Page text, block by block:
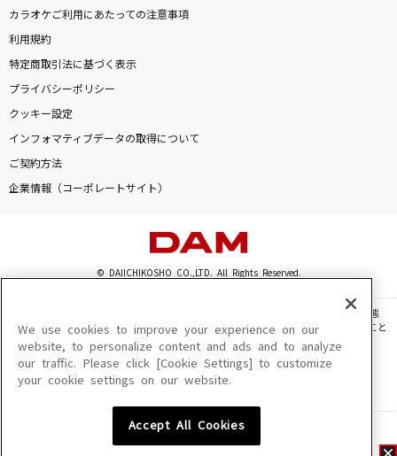
カラオケご利用にあたっての注意事項
利用規約
特定商取引法に基づく表示
プライバシーポリシー
クッキー設定
インフォマティブデータの取得について
ご契約方法
企業情報（コーポレートサイト）
© DAIICHIKOSHO CO.,LTD. All Rights Reserved.
このサイトに掲載されている一切の文章・画像・写真・動画・音声等を、手段や形態
を問わず、著作権法の定める範囲を超えて無断で複製、転載、ファイル化などすること
を禁じます。
楽曲及びコンテンツは、機種によりご利用いただけない場合があります。
楽曲及びコンテンツの配信日、配信内容が変更になる場合があります。
We use cookies to improve your experience on our
website, to personalize content and ads and to analyze
our traffic. Please click [Cookie Settings] to customize
your cookie settings on our website.
Accept All Cookies